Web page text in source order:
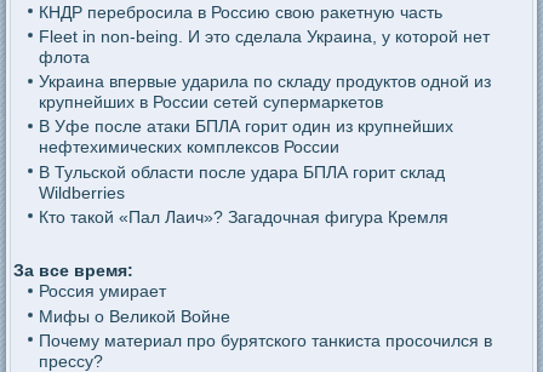
КНДР перебросила в Россию свою ракетную часть
Fleet in non-being. И это сделала Украина, у которой нет
флота
Украина впервые ударила по складу продуктов одной из
крупнейших в России сетей супермаркетов
В Уфе после атаки БПЛА горит один из крупнейших
нефтехимических комплексов России
В Тульской области после удара БПЛА горит склад
Wildberries
Кто такой «Пал Лаич»? Загадочная фигура Кремля
За все время:
Россия умирает
Мифы о Великой Войне
Почему материал про бурятского танкиста просочился в
прессу?